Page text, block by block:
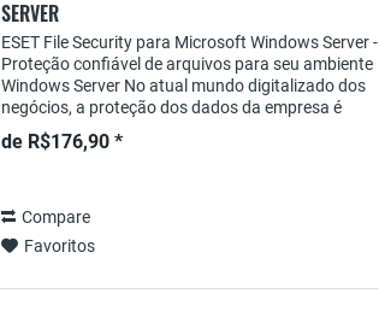
SERVER
ESET File Security para Microsoft Windows Server -
Proteção confiável de arquivos para seu ambiente
Windows Server No atual mundo digitalizado dos
negócios, a proteção dos dados da empresa é
essencial. Especialmente em ambientes que...
de R$176,90 *
Compare
Favoritos